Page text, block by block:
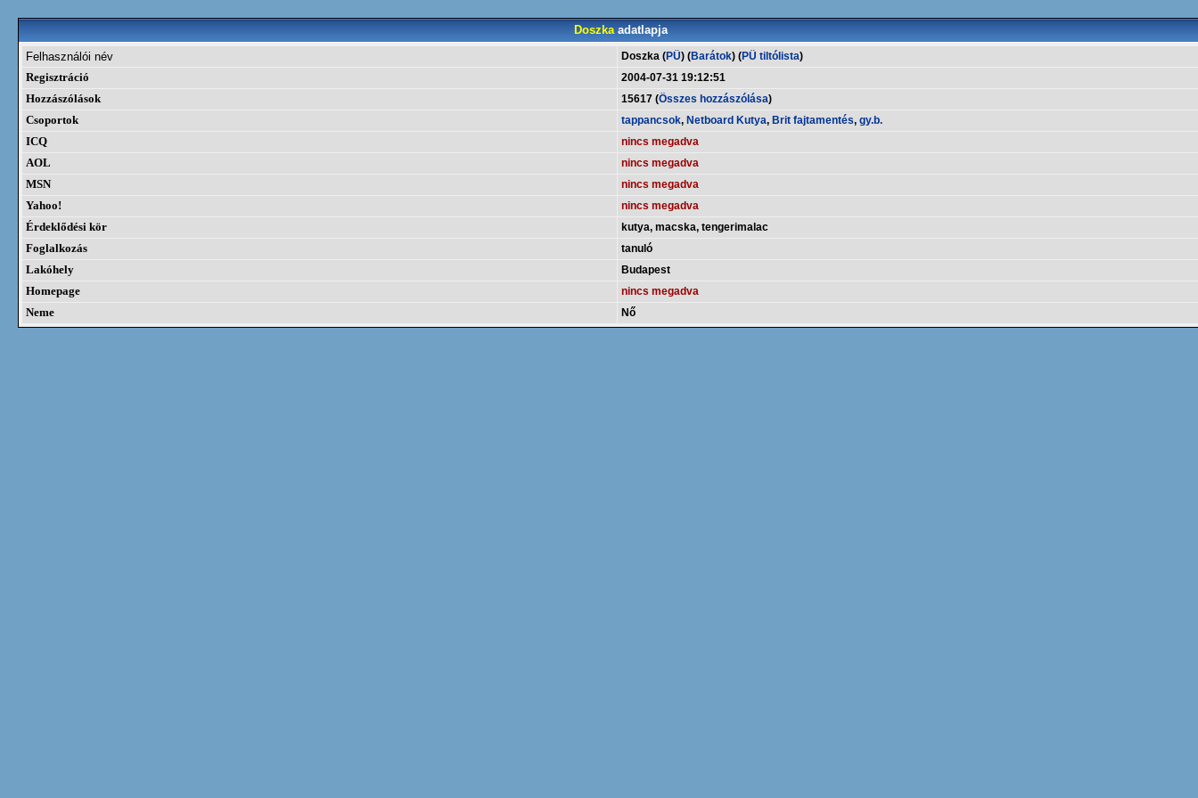
Doszkaadatlapja
Felhasználói név
Doszka (PÜ) (Barátok) (PÜ tiltólista)
Regisztráció
2004-07-31 19:12:51
Hozzászólások
15617 (Összes hozzászólása)
Csoportok
tappancsok, Netboard Kutya, Brit fajtamentés, gy.b.
ICQ
nincs megadva
AOL
nincs megadva
MSN
nincs megadva
Yahoo!
nincs megadva
Érdeklődési kör
kutya, macska, tengerimalac
Foglalkozás
tanuló
Lakóhely
Budapest
Homepage
nincs megadva
Neme
Nő